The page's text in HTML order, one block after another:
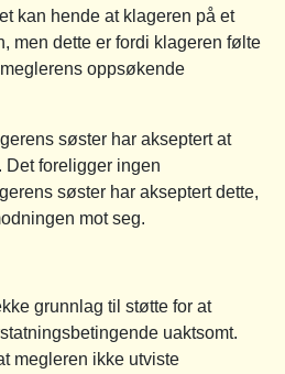
kan hende at klageren på et
men dette er fordi klageren følte
oppsøkende
søster har akseptert at
Det foreligger ingen
søster har akseptert dette,
mot seg.
grunnlag til støtte for at
uaktsomt.
megleren ikke utviste